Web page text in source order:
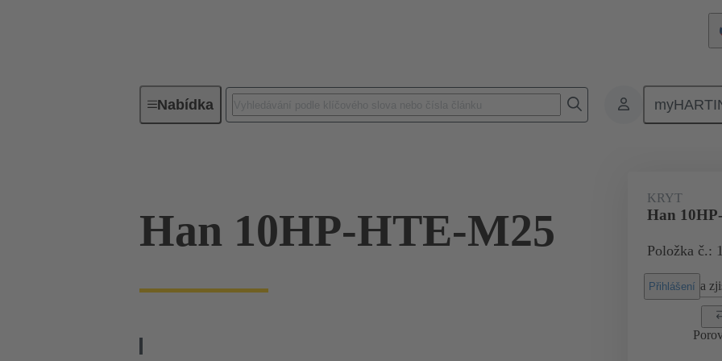
NabídkaPrůmyslové konektory / Han® Kryty Pro průmyslové
Han 10HP-HTE-M25
KRYT
Han
Položka č.:
Přihlášení a